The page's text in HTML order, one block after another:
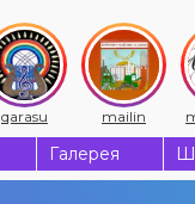
qarasu mailin
Галерея